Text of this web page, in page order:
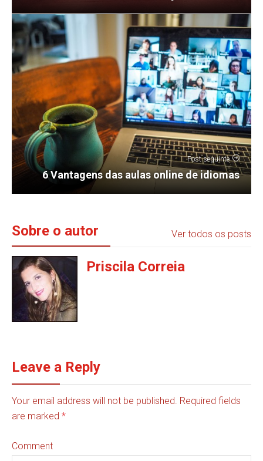
Post seguinte
6 Vantagens das aulas online de idiomas
Sobre o autor Ver todos os posts
Priscila Correia
Leave a Reply
Your email address will not be published. Required fields
are marked *
Comment